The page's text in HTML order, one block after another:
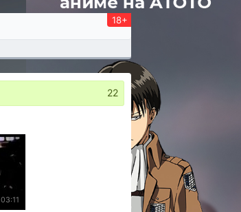
18+
22
03:11